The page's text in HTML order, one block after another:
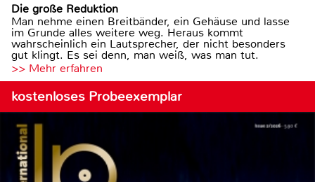
Die große Reduktion
Man nehme einen Breitbänder, ein Gehäuse und lasse
im Grunde alles weitere weg. Heraus kommt
wahrscheinlich ein Lautsprecher, der nicht besonders
gut klingt. Es sei denn, man weiß, was man tut.
>> Mehr erfahren
kostenloses Probeexemplar